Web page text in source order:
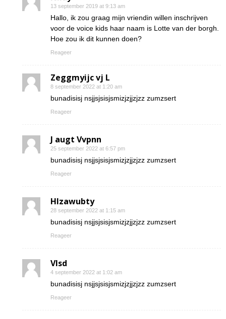
13 september 2019 at 9:13 am
Hallo, ik zou graag mijn vriendin willen inschrijven
voor de voice kids haar naam is Lotte van der borgh.
Hoe zou ik dit kunnen doen?
Reageer
Zeggmyijc vj L
8 september 2022 at 1:20 am
bunadisisj nsjjsjsisjsmizjzjjzjzz zumzsert
Reageer
J augt Vvpnn
25 september 2022 at 6:57 pm
bunadisisj nsjjsjsisjsmizjzjjzjzz zumzsert
Reageer
Hlzawubty
28 september 2022 at 1:15 am
bunadisisj nsjjsjsisjsmizjzjjzjzz zumzsert
Reageer
Vlsd
4 september 2022 at 1:02 am
bunadisisj nsjjsjsisjsmizjzjjzjzz zumzsert
Reageer